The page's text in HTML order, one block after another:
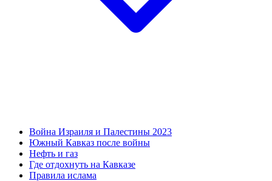
Война Израиля и Палестины 2023
Южный Кавказ после войны
Нефть и газ
Где отдохнуть на Кавказе
Правила ислама